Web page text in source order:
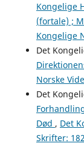
Kongelige
(fortale) ;
Kongelige
Det
Norske
Det
Død , Det
Skrifter: